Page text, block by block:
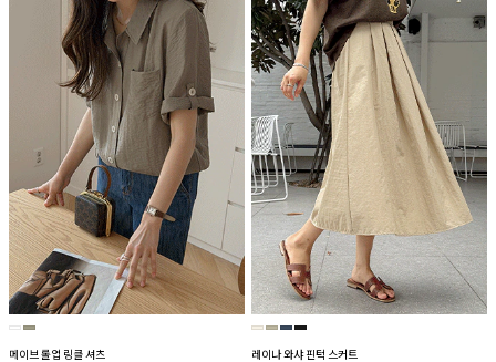
메이브 롤업 링클 셔츠 레이나 와샤 핀턱 스커트